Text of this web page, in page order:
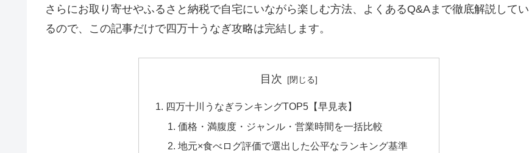
さらにお取り寄せやふるさと納税で自宅にいながら楽しむ方法、よくあるQ&Aまで徹底解説してい
るので、この記事だけで四万十うなぎ攻略は完結します。
目次
四万十川うなぎランキングTOP5【早見表】
価格・満腹度・ジャンル・営業時間を一括比較
地元×食べログ評価で選出した公平なランキング基準